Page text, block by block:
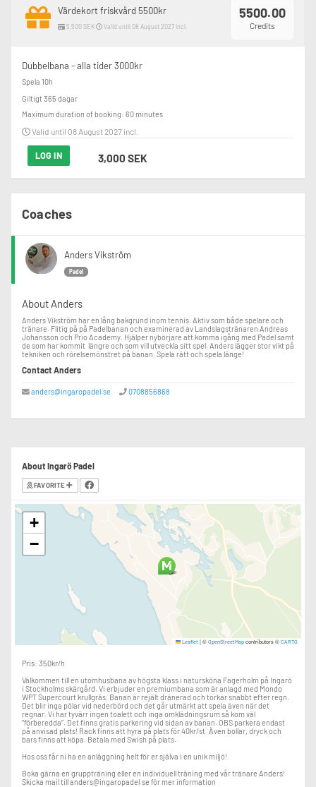
5500.00
Credits
Värdekort friskvård 5500kr
5,500 SEK Valid until 08 August 2027 incl.
Dubbelbana - alla tider 3000kr
Spela 10h
Giltigt 365 dagar
Maximum duration of booking: 60 minutes
Valid until 08 August 2027 incl.
LOG IN 3,000 SEK
Coaches
Anders Vikström
Padel
About Anders
Anders Vikström har en lång bakgrund inom tennis. Aktiv som både spelare och
tränare. Flitig på på Padelbanan och examinerad av Landslagstränaren Andreas
Johansson och Prio Academy. Hjälper nybörjare att komma igång med Padel samt
de som har kommit längre och som vill utveckla sitt spel. Anders lägger stor vikt på
tekniken och rörelsemönstret på banan. Spela rätt och spela länge!
Contact Anders
anders@ingaropadel.se 0708856868
About Ingarö Padel
FAVORITE
+
−
Leaflet |© OpenStreetMap contributors © CARTO
Pris: 350kr/h
Välkommen till en utomhusbana av högsta klass i natursköna Fagerholm på Ingarö
i Stockholms skärgård. Vi erbjuder en premiumbana som är anlagd med Mondo
WPT Supercourt krullgräs. Banan är rejält dränerad och torkar snabbt efter regn.
Det blir inga pölar vid nederbörd och det går utmärkt att spela även när det
regnar. Vi har tyvärr ingen toalett och inga omklädningsrum så kom väl
“förberedda”. Det finns gratis parkering vid sidan av banan. OBS parkera endast
på anvisad plats! Rack finns att hyra på plats för 40kr/st. Även bollar, dryck och
bars finns att köpa. Betala med Swish på plats.
Hos oss får ni ha en anläggning helt för er själva i en unik miljö!
Boka gärna en gruppträning eller en individuell träning med vår tränare Anders!
Skicka mail till anders@ingaropadel.se för mer information